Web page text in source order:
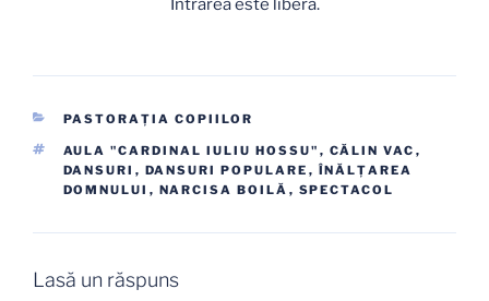
Intrarea este liberă.
CATEGORII
PASTORAŢIA COPIILOR
ETICHETE
AULA "CARDINAL IULIU HOSSU" , CĂLIN VAC ,
DANSURI , DANSURI POPULARE , ÎNĂLŢAREA
DOMNULUI , NARCISA BOILĂ , SPECTACOL
Lasă un răspuns